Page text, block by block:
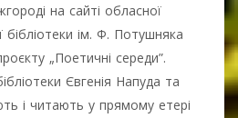
на сайті обласної
бібліотеки ім. Ф. Потушняка
„Поетичні середи”.
Євгенія Напуда та
і читають у прямому етері